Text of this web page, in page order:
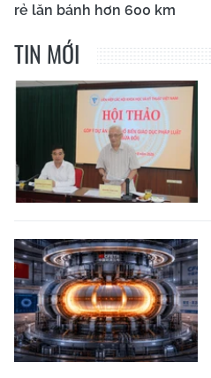
rẻ lăn bánh hơn 600 km
TIN MỚI